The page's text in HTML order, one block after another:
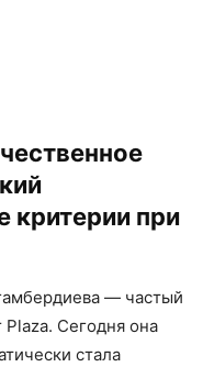
критерии при
— частый
Plaza. Сегодня она
стала